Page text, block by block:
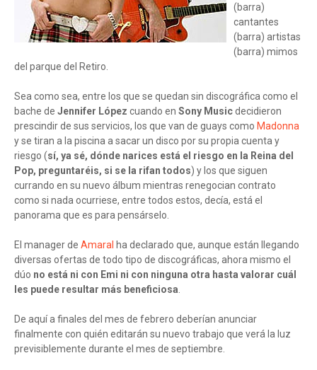
(barra)
cantantes
(barra) artistas
(barra) mimos
del parque del Retiro.
Sea como sea, entre los que se quedan sin discográfica como el
bache de Jennifer López cuando en Sony Musicdecidieron
prescindir de sus servicios, los que van de guays como Madonna
y se tiran a la piscina a sacar un disco por su propia cuenta y
riesgo (sí, ya sé, dónde narices está el riesgo en la Reina del
Pop, preguntaréis, si se la rifan todos) y los que siguen
currando en su nuevo álbum mientras renegocian contrato
como si nada ocurriese, entre todos estos, decía, está el
panorama que es para pensárselo.
El manager de Amaral ha declarado que, aunque están llegando
diversas ofertas de todo tipo de discográficas, ahora mismo el
dúo no está ni con Emi ni con ninguna otra hasta valorar cuál
les puede resultar más beneficiosa.
De aquí a finales del mes de febrero deberían anunciar
finalmente con quién editarán su nuevo trabajo que verá la luz
previsiblemente durante el mes de septiembre.